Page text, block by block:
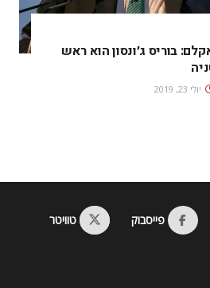
בוריס ג׳ונסון הוא ראש
יולי 23, 2019
פייסבוק טוויטר